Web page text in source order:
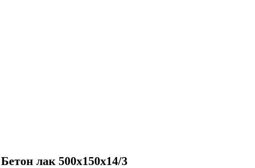
лак 500х150х14/3